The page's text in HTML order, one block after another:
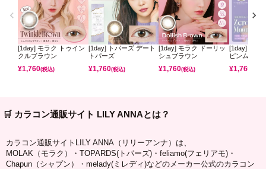
[1day] モラク トゥイン
クルブラウン
¥1,760(税込)
[1day] トパーズ デート
トパーズ
¥1,760(税込)
[1day] モラク ドーリッ
シュブラウン
¥1,760(税込)
[1day] ミレ
ピンムーン
¥1,760
🛒 カラコン通販サイト LILY ANNAとは？
カラコン通販サイトLILY ANNA（リリーアンナ）は、
MOLAK（モラク）・TOPARDS(トパーズ)・feliamo(フェリアモ)・
Chapun（シャプン）・melady(ミレディ)などのメーカー公式のカラコン